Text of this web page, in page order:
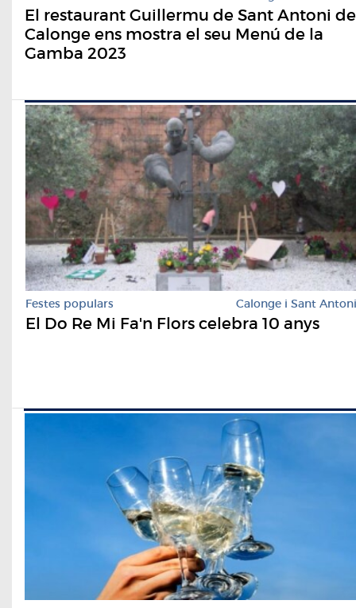
El restaurant Guillermu de Sant Antoni de
Calonge ens mostra el seu Menú de la
Gamba 2023
Festes populars Calonge i Sant Antoni
El Do Re Mi Fa'n Flors celebra 10 anys